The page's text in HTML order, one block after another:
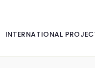
INTERNATIONAL